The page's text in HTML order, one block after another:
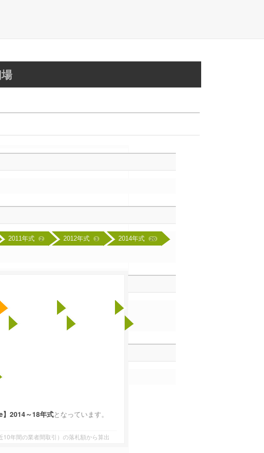
2011年式 2 2012年式 3 2014年式 20
】2014～18年式となっています。
年間の業者間取引）の落札額から算出